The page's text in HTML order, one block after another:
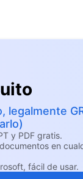
legalmente
y PDF gratis.
en
fácil de usar.